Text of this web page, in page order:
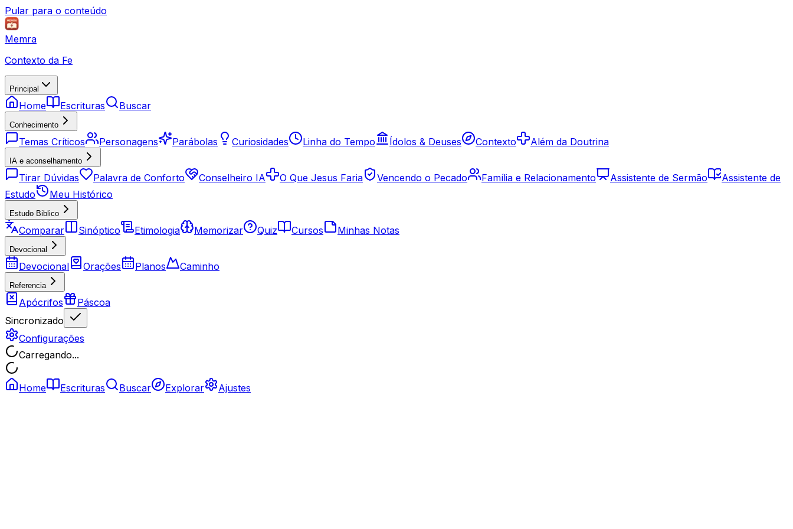
Pular para o conteúdo
Memra
Contexto da Fe
Principal
Home Escrituras Buscar
Conhecimento
Temas Críticos Personagens Parábolas Curiosidades Linha do Tempo Ídolos & Deuses Contexto Além da Doutrina
IA e aconselhamento
Tirar Dúvidas Palavra de Conforto Conselheiro IA O Que Jesus Faria Vencendo o Pecado Família e Relacionamento Assistente de Sermão
Assistente de
Estudo
Meu Histórico
Estudo Biblico
Comparar Sinóptico Etimologia Memorizar Quiz Cursos Minhas Notas
Devocional
Devocional Orações Planos Caminho
Referencia
Apócrifos
Páscoa
Sincronizado
Configurações
Carregando...
Home Escrituras Buscar Explorar Ajustes